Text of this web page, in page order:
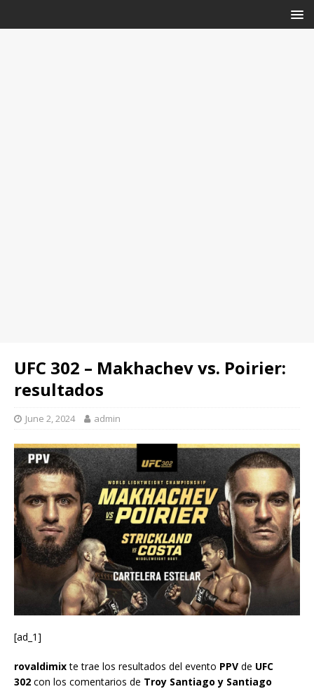
UFC 302 – Makhachev vs. Poirier:
resultados
June 2, 2024 admin
[ad_1]
rovaldimixte trae los resultados del evento PPV de UFC
302 con los comentarios de Troy Santiago y Santiago